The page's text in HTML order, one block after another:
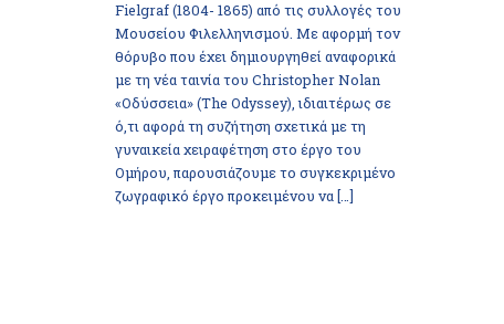
Fielgraf (1804- 1865) από τις συλλογές του
Μουσείου Φιλελληνισμού. Με αφορμή τον
θόρυβο που έχει δημιουργηθεί αναφορικά
με τη νέα ταινία του Christopher Nolan
«Οδύσσεια» (The Odyssey), ιδιαιτέρως σε
ό,τι αφορά τη συζήτηση σχετικά με τη
γυναικεία χειραφέτηση στο έργο του
Ομήρου, παρουσιάζουμε το συγκεκριμένο
ζωγραφικό έργο προκειμένου να […]